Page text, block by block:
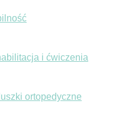
i ćwiczenia
ortopedyczne